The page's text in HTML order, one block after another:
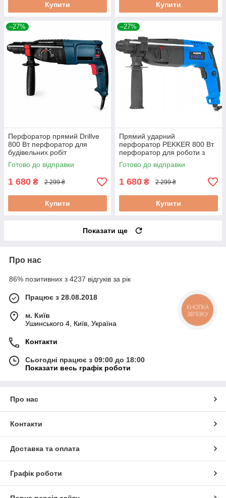
Купити Купити
–27%
Перфоратор прямий Drillve
800 Вт перфоратор для
будівельних робіт
перфоратор для домашнього
використання
Готово до відправки
1 680 ₴ 2 299 ₴
Купити
–27%
Прямий ударний
перфоратор PEKKER 800 Вт
перфоратор для роботи з
цеглою мережевий ударний
перфоратор
Готово до відправки
1 680 ₴ 2 299 ₴
Купити
Показати ще
Про нас
86% позитивних з 4237 відгуків за рік
Працює з 28.08.2018
м. Київ
Ушинського 4, Київ, Україна
Контакти
Сьогодні працює з 09:00 до 18:00
Показати весь графік роботи
Про нас
Контакти
Доставка та оплата
Графік роботи
КНОПКА
ЗВ'ЯЗКУ